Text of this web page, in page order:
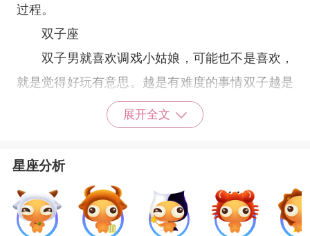
过程。
双子座
双子男就喜欢调戏小姑娘，可能也不是喜欢，
就是觉得好玩有意思。越是有难度的事情双子越是
上心，面对他的捉弄沉着冷静，不搭理他，反而会
觉得你很特别，有一种神秘感，也会觉得特别有意
思。他们喜欢自己去探索去发现，当他一步步地了
冷，他也就会越爱你了。
射手座
展开全文
星座分析